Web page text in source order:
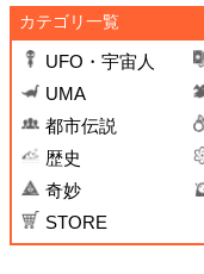
カテゴリ一覧
UFO・宇宙人
UMA
都市伝説
歴史
奇妙
STORE